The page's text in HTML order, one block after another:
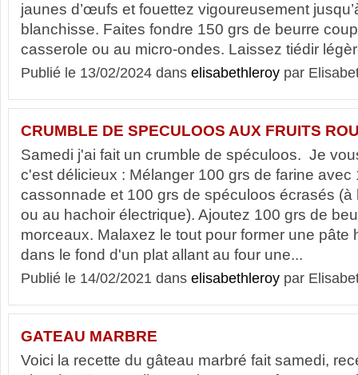
jaunes d’œufs et fouettez vigoureusement
blanchisse. Faites fondre 150 grs de beurre
casserole ou au micro-ondes. Laissez tiédir
Publié le 13/02/2024 dans elisabethleroy par
CRUMBLE DE SPECULOOS AUX FRUITS
Samedi j'ai fait un crumble de spéculoos. Je
c'est délicieux : Mélanger 100 grs de farine avec
cassonnade et 100 grs de spéculoos écrasés (à
ou au hachoir électrique). Ajoutez 100 grs de
morceaux. Malaxez le tout pour former une pâte
dans le fond d'un plat allant au four une...
Publié le 14/02/2021 dans elisabethleroy par
GATEAU MARBRE
Voici la recette du gâteau marbré fait samedi,